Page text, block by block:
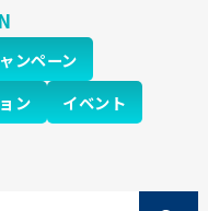
ンペーン
ン
イベント